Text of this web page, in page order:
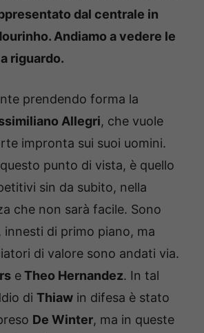
dal centrale in
Andiamo a vedere le
riguardo.
prendendo forma la
Allegri, che vuole
impronta sui suoi uomini.
punto di vista, è quello
sin da subito, nella
che non sarà facile. Sono
di primo piano, ma
di valore sono andati via.
eTheo Hernandez. In tal
di Thiaw in difesa è stato
De Winter, ma in queste